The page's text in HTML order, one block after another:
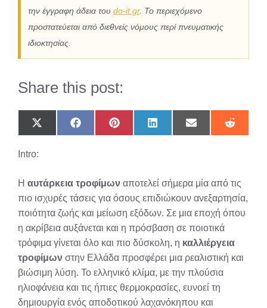
την έγγραφη άδεια του do-it.gr. Το περιεχόμενο
προστατεύεται από διεθνείς νόμους περί πνευματικής
ιδιοκτησίας.
Share this post:
Share
on
(Twitter)
Share
on
Share
on
Share
on
Share
on
Share
on
Intro:
Η αυτάρκεια τροφίμων αποτελεί σήμερα μία από τις
πιο ισχυρές τάσεις για όσους επιδιώκουν ανεξαρτησία,
ποιότητα ζωής και μείωση εξόδων. Σε μια εποχή όπου
η ακρίβεια αυξάνεται και η πρόσβαση σε ποιοτικά
τρόφιμα γίνεται όλο και πιο δύσκολη, η καλλιέργεια
τροφίμων στην Ελλάδα προσφέρει μια ρεαλιστική και
βιώσιμη λύση. Το ελληνικό κλίμα, με την πλούσια
ηλιοφάνεια και τις ήπιες θερμοκρασίες, ευνοεί τη
δημιουργία ενός αποδοτικού λαχανόκηπου και